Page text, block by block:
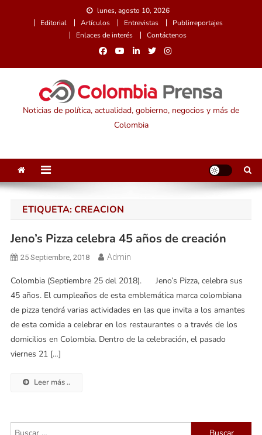
lunes, agosto 10, 2026
Editorial
Artículos Entrevistas
Publirreportajes
Enlaces de interés
Contáctenos
Noticias de política, actualidad, gobierno, negocios y más de
Colombia
ETIQUETA:CREACION
Jeno’s Pizza celebra 45 años de creación
25 Septiembre, 2018 Admin
Colombia (Septiembre 25 del 2018). Jeno’s Pizza, celebra sus
45 años. El cumpleaños de esta emblemática marca colombiana
de pizza tendrá varias actividades en las que invita a los amantes
de esta comida a celebrar en los restaurantes o a través de los
domicilios en Colombia. Dentro de la celebración, el pasado
viernes 21 […]
Leer más ..
Buscar: